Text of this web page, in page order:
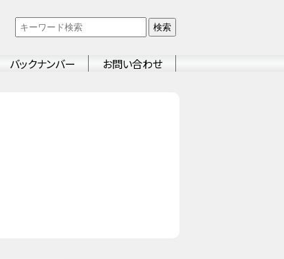
検索
バックナンバー お問い合わせ